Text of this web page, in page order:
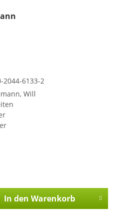
2044-6133-2
Will
In den Warenkorb